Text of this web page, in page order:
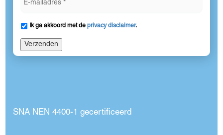
Ik ga akkoord met deprivacy disclaimer.
Verzenden
SNA NEN 4400-1 gecertificeerd